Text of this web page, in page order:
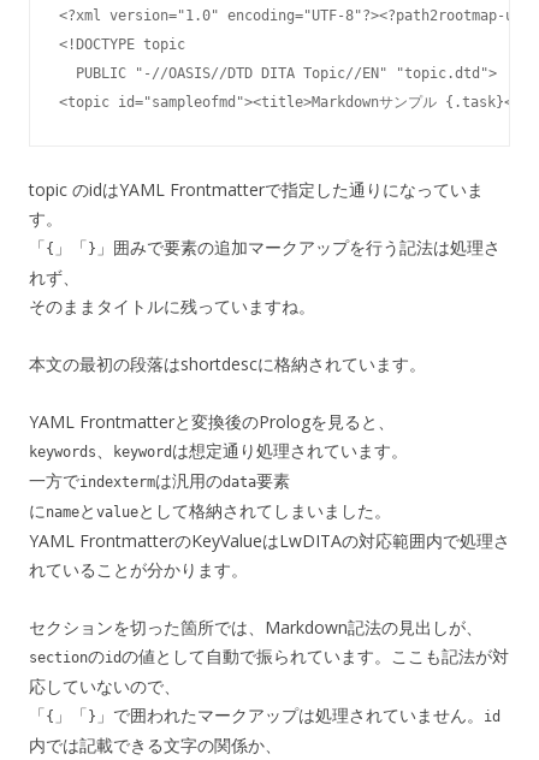
<?xml version="1.0" encoding="UTF-8"?><?path2rootmap-
<!DOCTYPE topic
PUBLIC "-//OASIS//DTD DITA Topic//EN" "topic.dtd">
topic のidはYAML Frontmatterで指定した通りになっていま
す。
「{ 」「} 」囲みで要素の追加マークアップを行う記法は処理さ
れず、
そのままタイトルに残っていますね。
本文の最初の段落はshortdescに格納されています。
YAML Frontmatterと変換後のPrologを見ると、
keywords keyword は想定通り処理されています。
一方でindextermは汎用のdata要素
に nameと valueとして格納されてしまいました。
YAML FrontmatterのKeyValueはLwDITAの対応範囲内で処理さ
れていることが分かります。
セクションを切った箇所では、Markdown記法の見出しが、
sectionのidの値として自動で振られています。ここも記法が対
応していないので、
「{ 」「} 」で囲われたマークアップは処理されていません。 id
内では記載できる文字の関係か、